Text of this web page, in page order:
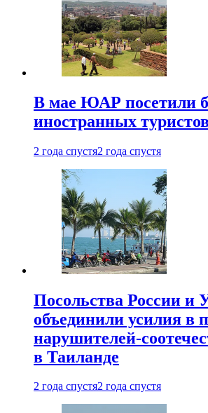
В мае ЮАР посетили
иностранных
2 года спустя2 года спустя
Посольства России и
объединили усилия в
нарушителей-
в Таиланде
2 года спустя2 года спустя